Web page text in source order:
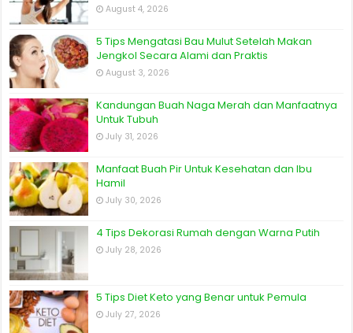
August 4, 2026
5 Tips Mengatasi Bau Mulut Setelah Makan
Jengkol Secara Alami dan Praktis
August 3, 2026
Kandungan Buah Naga Merah dan Manfaatnya
Untuk Tubuh
July 31, 2026
Manfaat Buah Pir Untuk Kesehatan dan Ibu
Hamil
July 30, 2026
4 Tips Dekorasi Rumah dengan Warna Putih
July 28, 2026
5 Tips Diet Keto yang Benar untuk Pemula
July 27, 2026